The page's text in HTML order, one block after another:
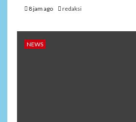
8 jam ago redaksi
NEWS